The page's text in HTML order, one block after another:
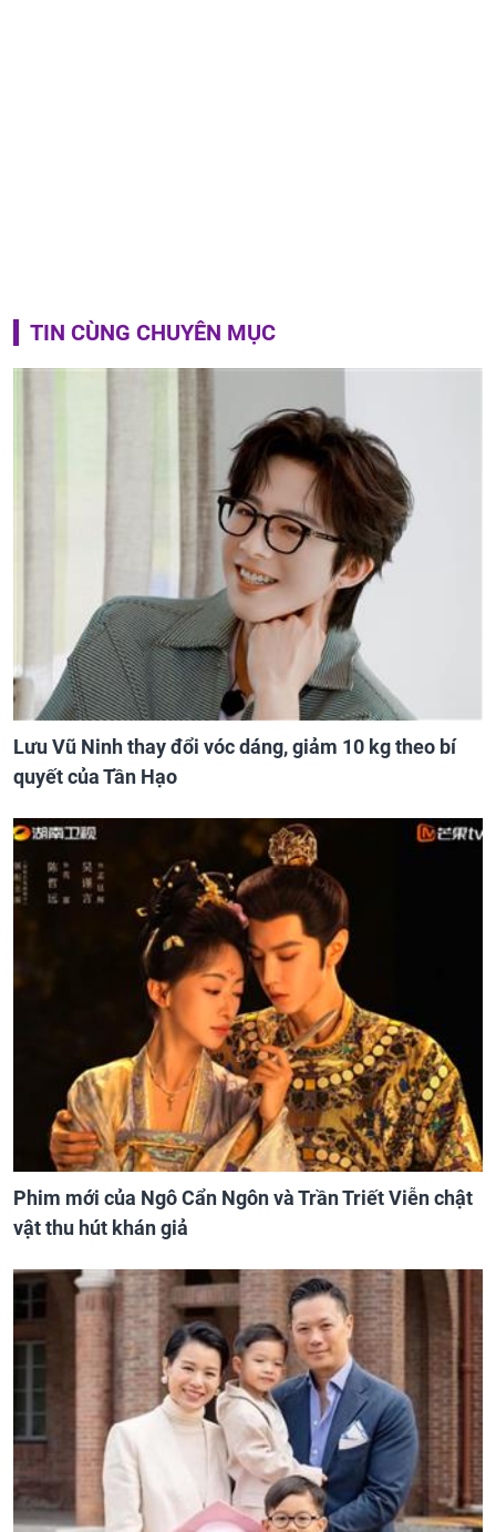
TIN CÙNG CHUYÊN MỤC
Lưu Vũ Ninh thay đổi vóc dáng, giảm 10 kg theo bí
quyết của Tần Hạo
Phim mới của Ngô Cẩn Ngôn và Trần Triết Viễn chật
vật thu hút khán giả